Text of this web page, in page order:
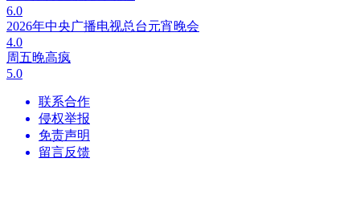
6.0
2026年中央广播电视总台元宵晚会
4.0
周五晚高疯
5.0
联系合作
侵权举报
免责声明
留言反馈